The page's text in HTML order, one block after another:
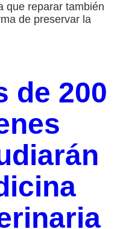
que reparar también
de preservar la
de 200